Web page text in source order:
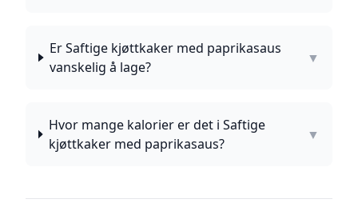
Er Saftige kjøttkaker med paprikasaus
vanskelig å lage?
▼
Hvor mange kalorier er det i Saftige
kjøttkaker med paprikasaus?
▼